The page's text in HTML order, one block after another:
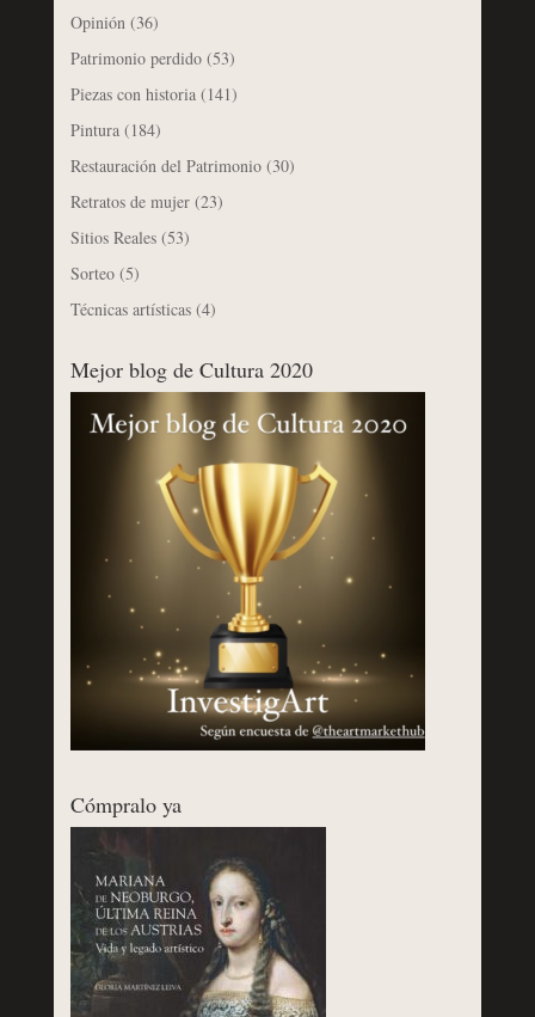
Opinión(36)
Patrimonio perdido(53)
Piezas con historia(141)
Pintura(184)
Restauración del Patrimonio(30)
Retratos de mujer(23)
Sitios Reales(53)
Sorteo(5)
Técnicas artísticas(4)
Mejor blog de Cultura 2020
Cómpralo ya